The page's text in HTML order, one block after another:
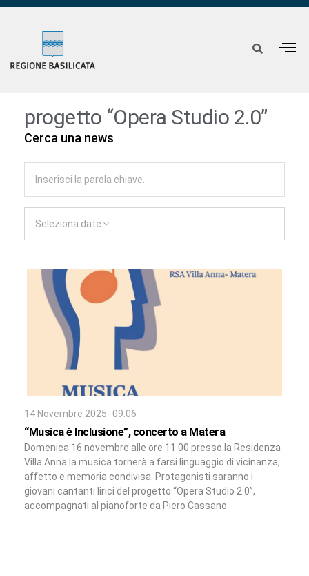
progetto “Opera Studio 2.0”
Cerca una news
Seleziona date
14 Novembre 2025- 09:06
“Musica è Inclusione”, concerto a Matera
Domenica 16 novembre alle ore 11.00 presso la Residenza
Villa Anna la musica tornerà a farsi linguaggio di vicinanza,
affetto e memoria condivisa. Protagonisti saranno i
giovani cantanti lirici del progetto “Opera Studio 2.0”,
accompagnati al pianoforte da Piero Cassano